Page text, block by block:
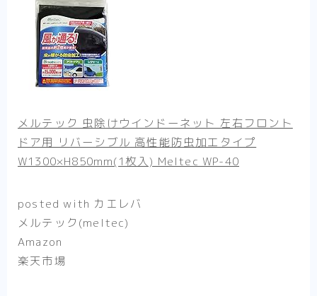
メルテック 虫除けウインドーネット 左右フロント
ドア用 リバーシブル 高性能防虫加工タイプ
W1300×H850mm(1枚入) Meltec WP-40
posted with カエレバ
メルテック(meltec)
Amazon
楽天市場